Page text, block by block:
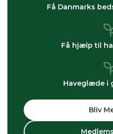
Få Danmarks
Få hjælp til
Haveglæde i
Bliv